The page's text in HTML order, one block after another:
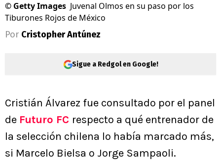
© Getty Images Juvenal Olmos en su paso por los
Tiburones Rojos de México
Por Cristopher Antúnez
Sigue a Redgol en Google!
Cristián Álvarez fue consultado por el panel
de Futuro FC respecto a qué entrenador de
la selección chilena lo había marcado más,
si Marcelo Bielsa o Jorge Sampaoli.